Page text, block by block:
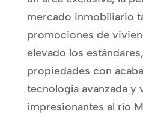
mercado inmobiliario
promociones de
elevado los
propiedades con
tecnología avanzada y
impresionantes al río